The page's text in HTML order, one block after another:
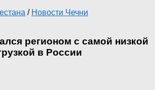
/ Новости Чечни
регионом с самой низкой
в России